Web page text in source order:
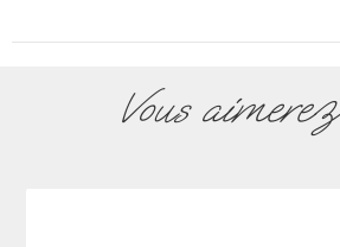
Vous aimerez